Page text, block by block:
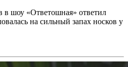
в шоу «Ответошная» ответил
на сильный запах носков у